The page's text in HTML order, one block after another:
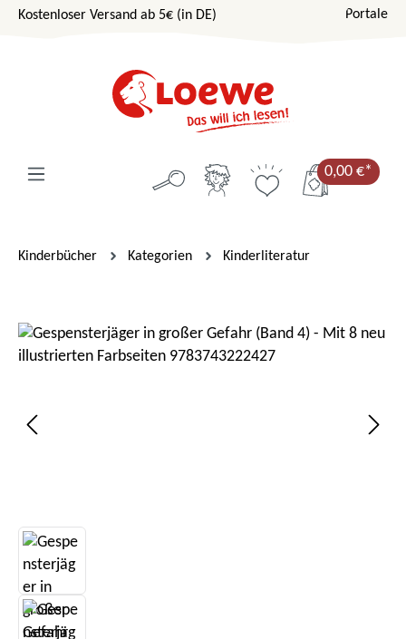
Zum Hauptinhalt springen
Kostenloser Versand ab 5€ (in DE) Portale
0,00 €*
Kinderbücher Kategorien Kinderliteratur
Bildergalerie überspringen